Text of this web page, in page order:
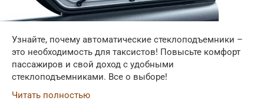
Узнайте, почему автоматические стеклоподъемники –
это необходимость для таксистов! Повысьте комфорт
пассажиров и свой доход с удобными
стеклоподъемниками. Все о выборе!
Читать полностью